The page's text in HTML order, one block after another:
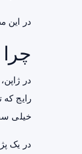
در این
رایج
خیلی